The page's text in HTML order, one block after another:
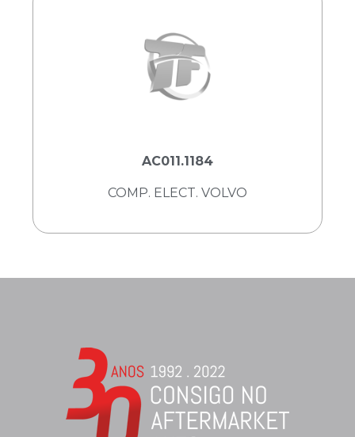
AC011.1184
COMP. ELECT. VOLVO